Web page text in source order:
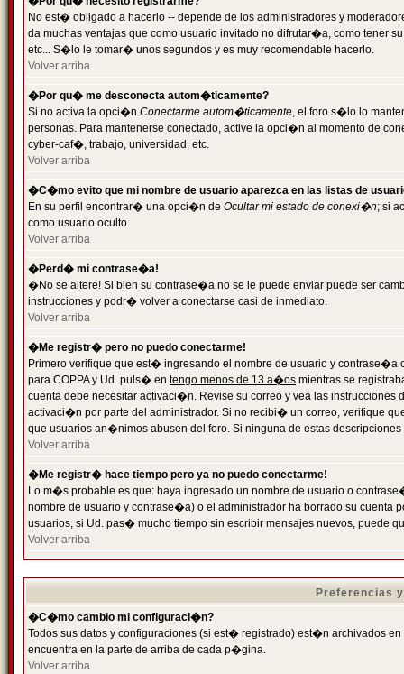
No est� obligado a hacerlo -- depende de los administradores y
da muchas ventajas que como usuario invitado no difrutar�a, como tener
etc... S�lo le tomar� unos segundos y es muy recomendable hacerlo.
Volver arriba
�Por qu� me desconecta autom�ticamente?
Si no activa la opci�n Conectarme autom�ticamente, el foro s�lo lo
personas. Para mantenerse conectado, active la opci�n al momento de
cyber-caf�, trabajo, universidad, etc.
Volver arriba
�C�mo evito que mi nombre de usuario aparezca en las listas de
En su perfil encontrar� una opci�n de Ocultar mi estado de conexi�n; si
como usuario oculto.
Volver arriba
�Perd� mi contrase�a!
�No se altere! Si bien su contrase�a no se le puede enviar puede ser
instrucciones y podr� volver a conectarse casi de inmediato.
Volver arriba
�Me registr� pero no puedo conectarme!
Primero verifique que est� ingresando el nombre de usuario y
para COPPA y Ud. puls� en tengo menos de 13 a�os mientras se
cuenta debe necesitar activaci�n. Revise su correo y vea las
activaci�n por parte del administrador. Si no recibi� un correo, verifique
que usuarios an�nimos abusen del foro. Si ninguna de estas
Volver arriba
�Me registr� hace tiempo pero ya no puedo conectarme!
Lo m�s probable es que: haya ingresado un nombre de usuario o
nombre de usuario y contrase�a) o el administrador ha borrado su
usuarios, si Ud. pas� mucho tiempo sin escribir mensajes nuevos, puede
Volver arriba
Preferencias
�C�mo cambio mi configuraci�n?
Todos sus datos y configuraciones (si est� registrado) est�n archivados
encuentra en la parte de arriba de cada p�gina.
Volver arriba